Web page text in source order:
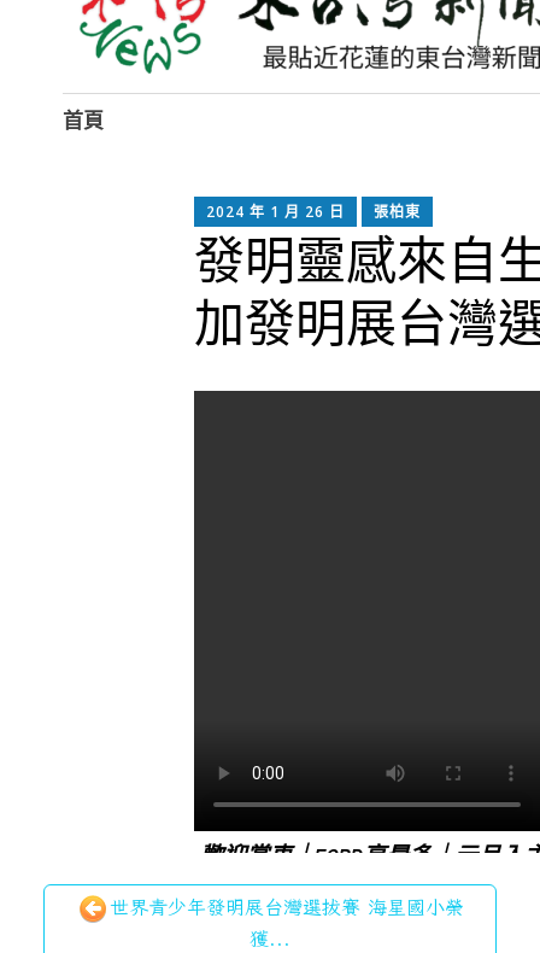
世界青少年發明展台灣選拔賽 海星國小榮
獲...